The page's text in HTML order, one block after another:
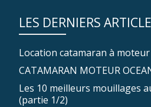
LES DERNIERS
Location catamaran à moteur
CATAMARAN MOTEUR
Les 10 meilleurs mouillages
(partie 1/2)